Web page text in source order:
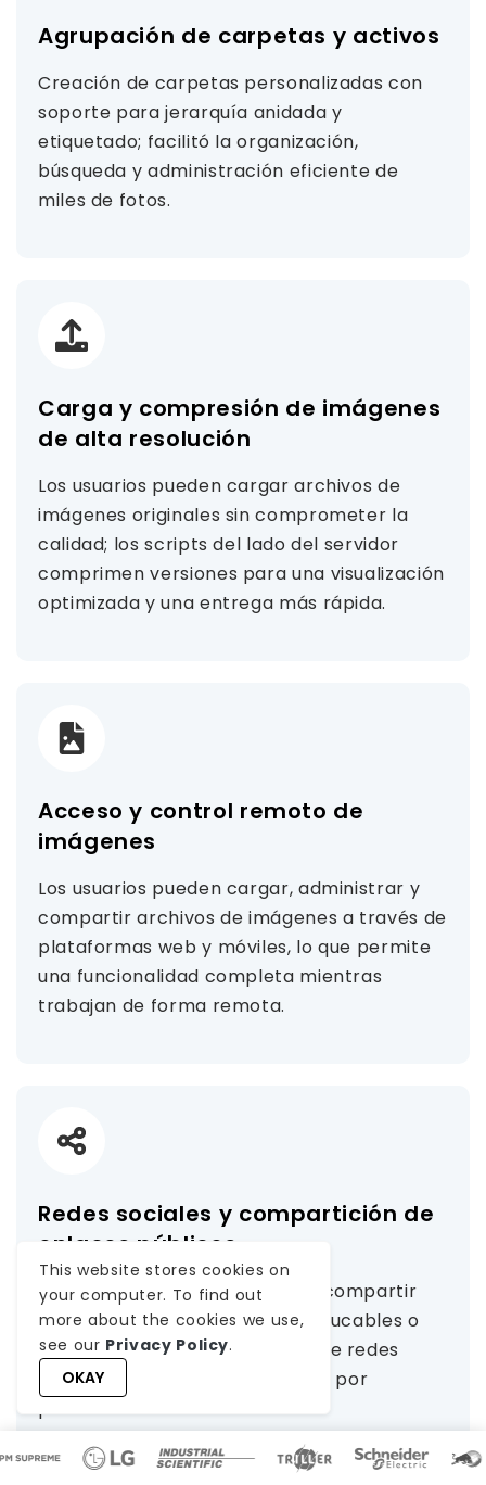
Agrupación de carpetas y activos
Creación de carpetas personalizadas con
soporte para jerarquía anidada y
etiquetado; facilitó la organización,
búsqueda y administración eficiente de
miles de fotos.
Carga y compresión de imágenes
de alta resolución
Los usuarios pueden cargar archivos de
imágenes originales sin comprometer la
calidad; los scripts del lado del servidor
comprimen versiones para una visualización
optimizada y una entrega más rápida.
Acceso y control remoto de
imágenes
Los usuarios pueden cargar, administrar y
compartir archivos de imágenes a través de
plataformas web y móviles, lo que permite
una funcionalidad completa mientras
trabajan de forma remota.
Redes sociales y compartición de
enlaces públicos
Herramientas integradas para compartir
activos a través de enlaces caducables o
directamente en plataformas de redes
sociales populares, controladas por
permisos de usuario.
This website stores cookies on
your computer. To find out
more about the cookies we use,
see our Privacy Policy.
OKAY